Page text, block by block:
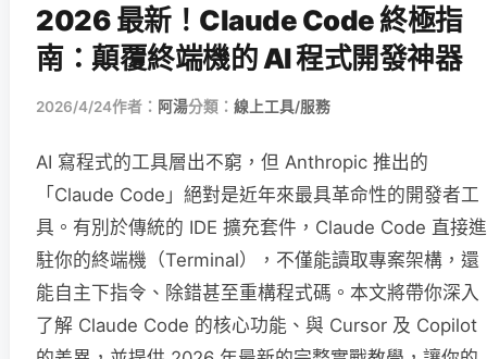
2026 最新！Claude Code 終極指
南：顛覆終端機的 AI 程式開發神器
2026/4/24作者： 阿湯分類： 線上工具/服務
AI 寫程式的工具層出不窮，但 Anthropic 推出的
「Claude Code」絕對是近年來最具革命性的開發者工
具。有別於傳統的 IDE 擴充套件，Claude Code 直接進
駐你的終端機（Terminal），不僅能讀取專案架構，還
能自主下指令、除錯甚至重構程式碼。本文將帶你深入
了解 Claude Code 的核心功能、與 Cursor 及 Copilot